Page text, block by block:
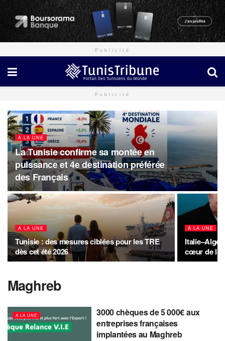
Publicité
Publicité
A LA UNE
La Tunisie confirme sa montée en
puissance et 4e destination préférée
des Français
A LA UNE
Tunisie : des mesures ciblées pour les TRE
dès cet été 2026
A LA UNE
cœur de la
Maghreb
A LA UNE
3000 chèques de 5 000€ aux
entreprises françaises
implantées au Maghreb